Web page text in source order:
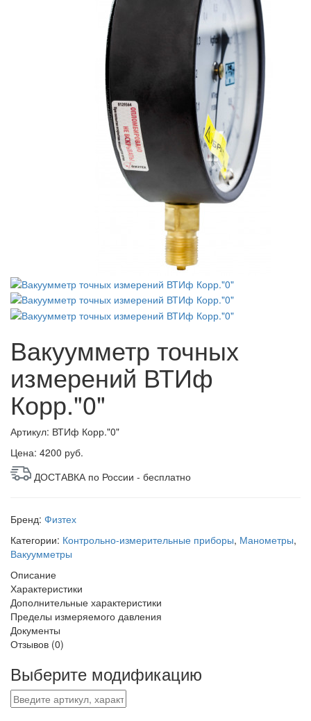
Вакуумметр точных
измерений ВТИф
Корр."0"
Артикул: ВТИф Корр."0"
Цена: 4200 руб.
ДОСТАВКА по России - бесплатно
Бренд: Физтех
Категории: Контрольно-измерительные приборы, Манометры,
Вакуумметры
Описание
Характеристики
Дополнительные характеристики
Пределы измеряемого давления
Документы
Отзывов (0)
Выберите модификацию